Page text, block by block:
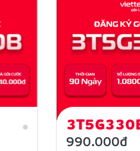
990.000đ